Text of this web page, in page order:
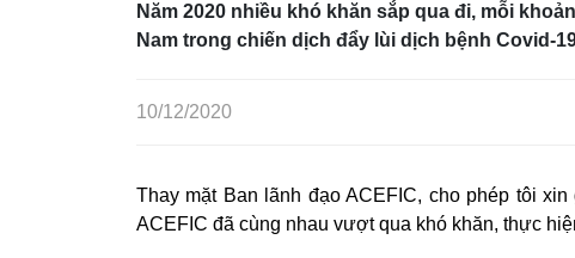
Năm 2020 nhiều khó khăn sắp qua đi, mỗi
Nam trong chiến dịch đẩy lùi dịch bệnh Covid-
10/12/2020
Thay mặt Ban lãnh đạo ACEFIC, cho phép tôi
ACEFIC đã cùng nhau vượt qua khó khăn, thực